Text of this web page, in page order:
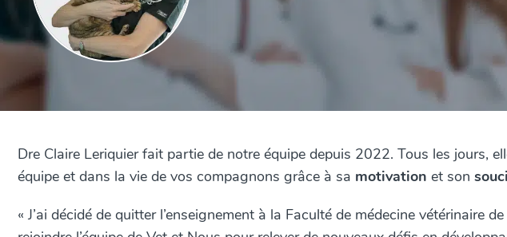
Dre Claire Leriquier fait partie de notre équipe depuis 2022. Tous les jours,
équipe et dans la vie de vos compagnons grâce à sa motivation et son
« J’ai décidé de quitter l’enseignement à la Faculté de médecine vétérinaire